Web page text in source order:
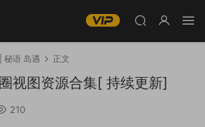
秘语 岛遇 正文
视图资源合集[ 持续更新]
210